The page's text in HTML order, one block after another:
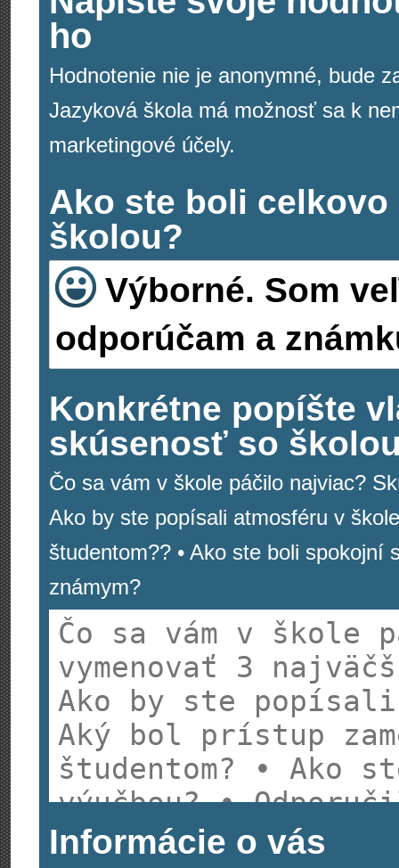
ho
Hodnotenie nie je anonymné, bude
Jazyková škola má možnosť sa k
marketingové účely.
Ako ste boli
školou?
Výborné. Som
odporúčam a
Konkrétne popíšte
skúsenosť so
Čo sa vám v škole páčilo najviac?
Ako by ste popísali atmosféru v
študentom?? • Ako ste boli spokojní
známym?
Informácie o vás